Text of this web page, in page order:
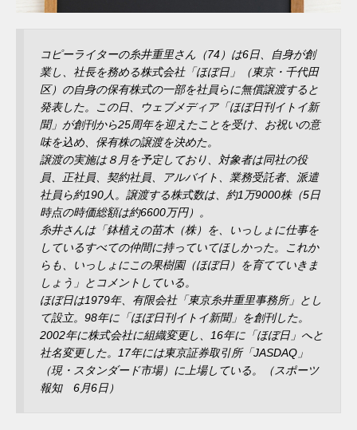
コピーライターの糸井重里さん（74）は6日、自身が創
業し、社長を務める株式会社「ほぼ日」（東京・千代田
区）の自身の保有株式の一部を社員らに無償譲渡すると
発表した。この日、ウェブメディア「ほぼ日刊イトイ新
聞」が創刊から25周年を迎えたことを受け、お祝いの意
味を込め、保有株の譲渡を決めた。
譲渡の実施は８月を予定しており、対象者は同社の役
員、正社員、契約社員、アルバイト、業務受託者、派遣
社員ら約190人。譲渡する株式数は、約1万9000株（5日
時点の時価総額は約6600万円）。
糸井さんは「鉢植えの苗木（株）を、いっしょに仕事を
しているすべての仲間に持っていてほしかった。これか
らも、いっしょにこの果樹園（ほぼ日）を育てていきま
しょう」とコメントしている。
ほぼ日は1979年、有限会社「東京糸井重里事務所」とし
て設立。98年に「ほぼ日刊イトイ新聞」を創刊した。
2002年に株式会社に組織変更し、16年に「ほぼ日」へと
社名変更した。17年には東京証券取引所「JASDAQ」
（現・スタンダード市場）に上場している。（スポーツ
報知 6月6日）